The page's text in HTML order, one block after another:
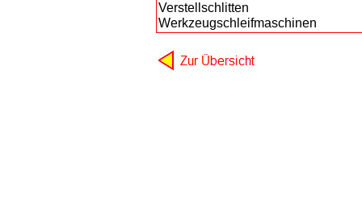
Verstellschlitten
Werkzeugschleifmaschinen